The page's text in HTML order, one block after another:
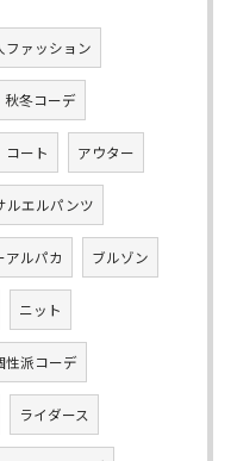
ファッション
秋冬コーデ
コート アウター
ルエルパンツ
アルパカ ブルゾン
ニット
性派コーデ
ライダース